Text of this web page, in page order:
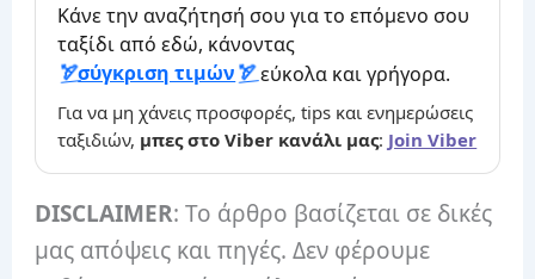
Κάνε την αναζήτησή σου για το επόμενο σου
ταξίδι από εδώ, κάνοντας
σύγκριση τιμών
εύκολα και γρήγορα.
Για να μη χάνεις προσφορές, tips και ενημερώσεις
ταξιδιών, μπες στο Viber κανάλι μας: Join Viber
DISCLAIMER: Το άρθρο βασίζεται σε δικές
μας απόψεις και πηγές. Δεν φέρουμε